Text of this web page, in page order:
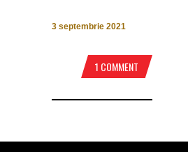
3 septembrie 2021
1 COMMENT